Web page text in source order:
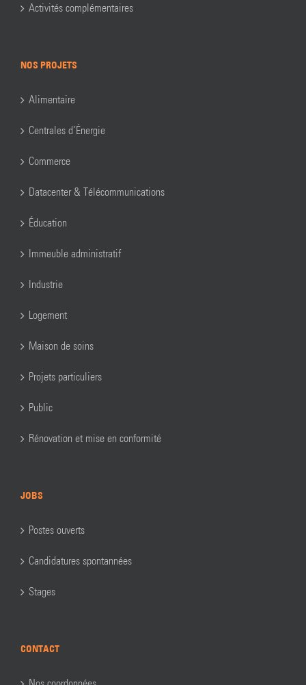
Activités complémentaires
NOS PROJETS
Alimentaire
Centrales d’Énergie
Commerce
Datacenter & Télécommunications
Éducation
Immeuble administratif
Industrie
Logement
Maison de soins
Projets particuliers
Public
Rénovation et mise en conformité
JOBS
Postes ouverts
Candidatures spontannées
Stages
CONTACT